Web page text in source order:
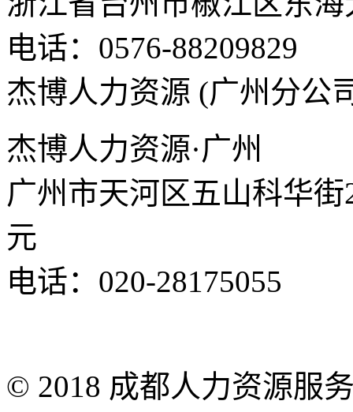
电话：0576-88209829
杰博人力资源 (广州分公
杰博人力资源·广州
广州市天河区五山科华
元
电话：020-28175055
© 2018 成都人力资源服